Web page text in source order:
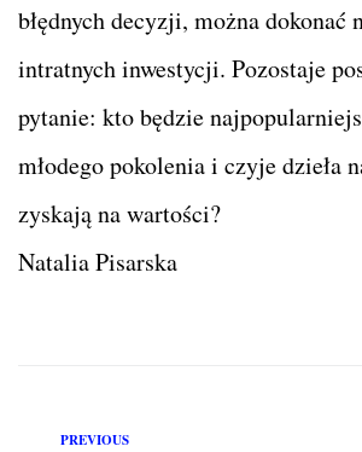
błędnych decyzji, można dokonać
intratnych inwestycji. Pozostaje
pytanie: kto będzie
młodego pokolenia i czyje dzieła
zyskają na wartości?
Natalia Pisarska
PREVIOUS